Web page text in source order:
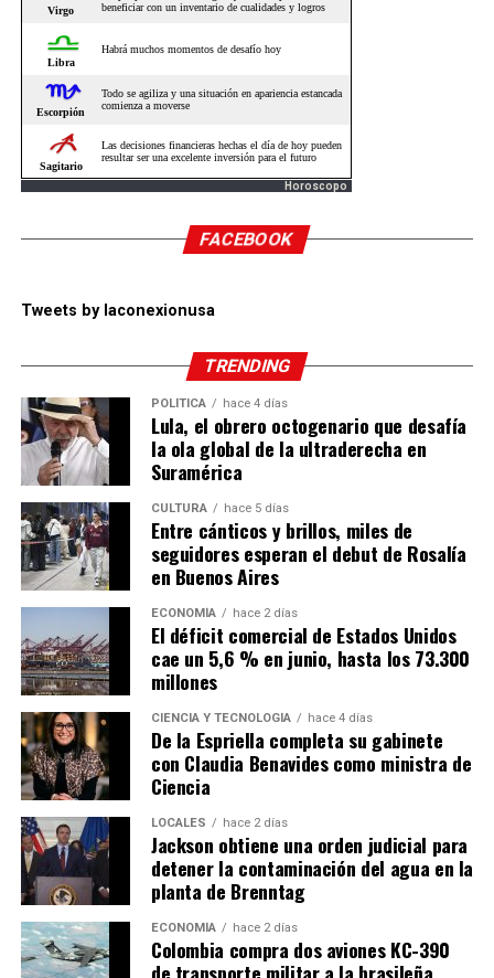
Horoscopo
FACEBOOK
Tweets by laconexionusa
TRENDING
POLÍTICA hace 4 días
Lula, el obrero octogenario que desafía
la ola global de la ultraderecha en
Suramérica
CULTURA hace 5 días
Entre cánticos y brillos, miles de
seguidores esperan el debut de Rosalía
en Buenos Aires
ECONOMÍA hace 2 días
El déficit comercial de Estados Unidos
cae un 5,6 % en junio, hasta los 73.300
millones
CIENCIA Y TECNOLOGÍA hace 4 días
De la Espriella completa su gabinete
con Claudia Benavides como ministra de
Ciencia
LOCALES hace 2 días
Jackson obtiene una orden judicial para
detener la contaminación del agua en la
planta de Brenntag
ECONOMÍA hace 2 días
Colombia compra dos aviones KC-390